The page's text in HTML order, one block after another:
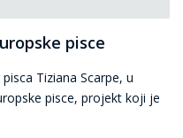
pisce
Tiziana Scarpe, u
pisce, projekt koji je